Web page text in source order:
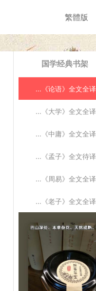
繁體版
国学经典书架
...《论语》全文全
...《大学》全文全
...《中庸》全文全
...《孟子》全文待
...《周易》全文全
...《老子》全文全